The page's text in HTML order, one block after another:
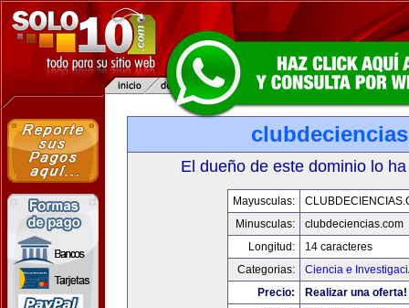
El dueño de este dominio lo
Mayusculas:
Minusculas:
clubdeciencias.com
Longitud:
14 caracteres
Categorias:
Ciencia e
Precio:
Realizar una oferta!